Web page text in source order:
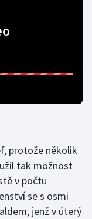
protože několik
tak možnost
v počtu
se s osmi
jenž v úterý